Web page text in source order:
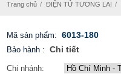
Trang chủ ĐIỆN TỬ TƯƠNG LAI
Mã sản phẩm: 6013-180
Bảo hành : Chi tiết
Chi nhánh: